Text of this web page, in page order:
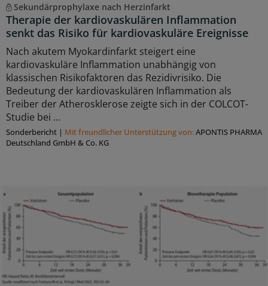
Sekundärprophylaxe nach Herzinfarkt
Therapie der kardiovaskulären Inflammation
senkt das Risiko für kardiovaskuläre Ereignisse
Nach akutem Myokardinfarkt steigert eine
kardiovaskuläre Inflammation unabhängig von
klassischen Risikofaktoren das Rezidivrisiko. Die
Bedeutung der kardiovaskulären Inflammation als
Treiber der Atherosklerose zeigte sich in der COLCOT-
Studie bei ...
Sonderbericht | Mit freundlicher Unterstützung von:APONTIS PHARMA
Deutschland GmbH & Co. KG